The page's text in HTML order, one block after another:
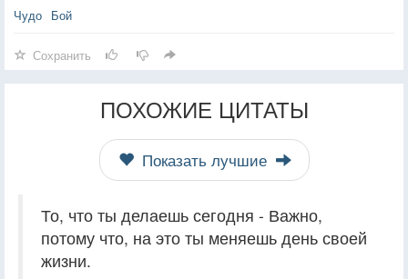
Чудо Бой
Сохранить
ПОХОЖИЕ ЦИТАТЫ
Показать лучшие
То, что ты делаешь сегодня - Важно,
потому что, на это ты меняешь день своей
жизни.